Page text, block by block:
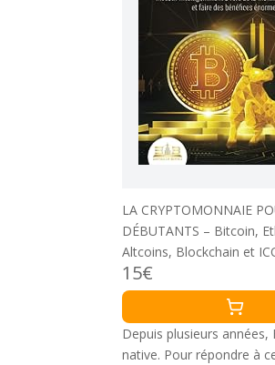
LA CRYPTOMONNAIE
DÉBUTANTS – Bitcoin,
Altcoins, Blockchain et
Comment investir
l'ère de la monnaie
des bénéfices énormes
15€
Depuis plusieurs
native. Pour répondre à